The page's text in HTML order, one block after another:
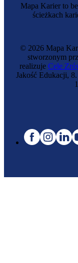
Mapa Karier to
ścieżkach
© 2026 Mapa
stworzonym
realizuje Cele
Jakość Edukacji,